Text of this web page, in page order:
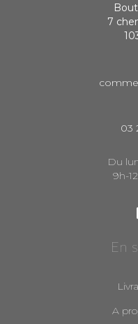
7
03
Du
9h-
En
A